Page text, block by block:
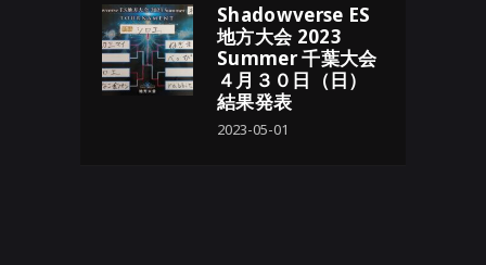
Shadowverse ES
地方大会 2023
Summer 千葉大会
４月３０日（日）
結果発表
2023-05-01